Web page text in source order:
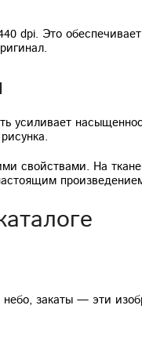
dpi. Это
усиливает
свойствами. На
закаты — эти